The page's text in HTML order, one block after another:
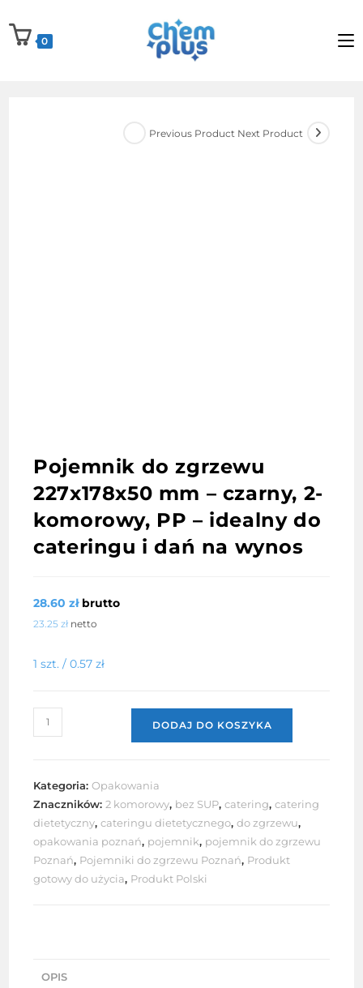
to
content
0
Previous Product Next Product
Pojemnik do zgrzewu
227x178x50 mm – czarny, 2-
komorowy, PP – idealny do
cateringu i dań na wynos
28.60złbrutto
23.25 zł netto
1 szt. / 0.57zł
ilość
Pojemnik
227x178x50
mm
–
czarny,
2-
do
DODAJ DO KOSZYKA
Kategoria:Opakowania
Znaczników:2 komorowy, bez SUP,catering,catering
dietetyczny,cateringu dietetycznego,do zgrzewu,
opakowania poznań, pojemnik, pojemnik do zgrzewu
Poznań, Pojemniki do zgrzewu Poznań, Produkt
gotowy do użycia, Produkt Polski
OPIS